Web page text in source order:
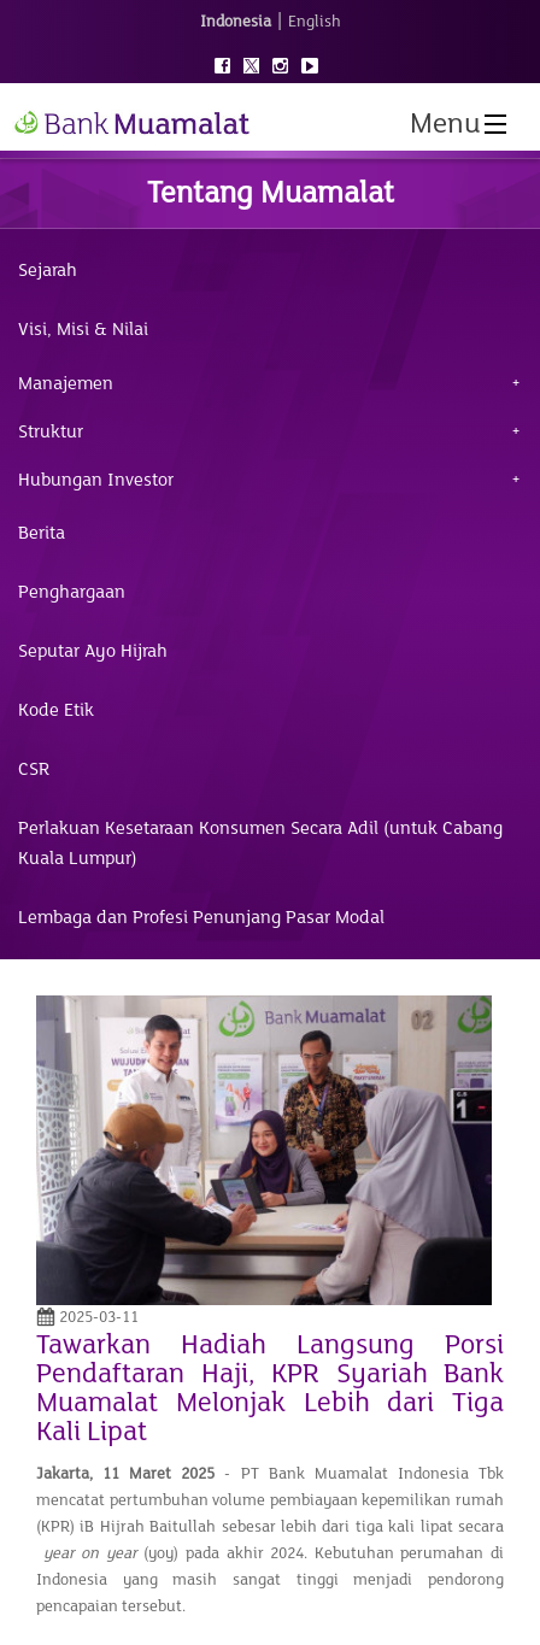
Indonesia | English
Menu
Tentang Muamalat
Sejarah
Visi, Misi & Nilai
Manajemen
Struktur
Hubungan Investor
Berita
Penghargaan
Seputar Ayo Hijrah
Kode Etik
CSR
Perlakuan Kesetaraan Konsumen Secara Adil (untuk Cabang
Kuala Lumpur)
Lembaga dan Profesi Penunjang Pasar Modal
2025-03-11
Tawarkan Hadiah Langsung Porsi
Pendaftaran Haji, KPR Syariah Bank
Muamalat Melonjak Lebih dari Tiga
Kali Lipat
Jakarta, 11 Maret 2025- PT Bank Muamalat Indonesia Tbk
mencatat pertumbuhan volume pembiayaan kepemilikan rumah
(KPR) iB Hijrah Baitullah sebesar lebih dari tiga kali lipat secara
year on year(yoy) pada akhir 2024. Kebutuhan perumahan di
Indonesia yang masih sangat tinggi menjadi pendorong
pencapaian tersebut.